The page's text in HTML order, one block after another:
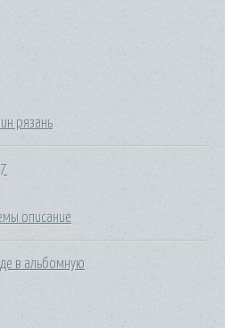
рязань
описание
в альбомную